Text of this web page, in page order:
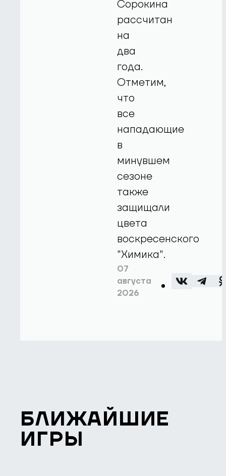
Сорокина
рассчитан
на
два
года.
Отметим,
что
все
нападающие
в
минувшем
сезоне
также
защищали
цвета
воскресенского
"Химика".
07
августа
2026
БЛИЖАЙШИЕ
ИГРЫ